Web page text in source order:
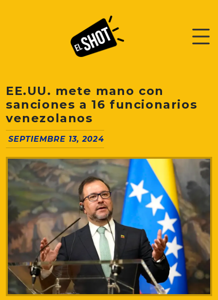
EE.UU. mete mano con
sanciones a 16 funcionarios
venezolanos
SEPTIEMBRE 13, 2024